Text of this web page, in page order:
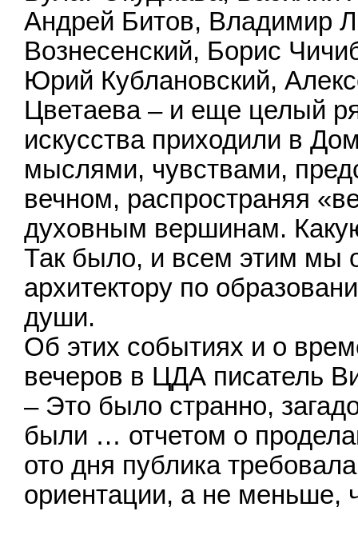
Андрей Битов, Владимир
Вознесенский, Борис
Юрий Кублановский,
Цветаева – и еще целый
искусства приходили в
мыслями, чувствами,
вечном, распространяя
духовным вершинам.
Так было, и всем этим мы
архитектору по
души.
Об этих событиях и о
вечеров в ЦДА писатель
– Это было странно,
были … отчетом о
ото дня публика
ориентации, а не меньше,